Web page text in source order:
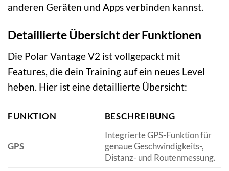
anderen Geräten und Apps verbinden kannst.
Detaillierte Übersicht der Funktionen
Die Polar Vantage V2 ist vollgepackt mit
Features, die dein Training auf ein neues Level
heben. Hier ist eine detaillierte Übersicht:
FUNKTION BESCHREIBUNG
GPS
Integrierte GPS-Funktion für
genaue Geschwindigkeits-,
Distanz- und Routenmessung.